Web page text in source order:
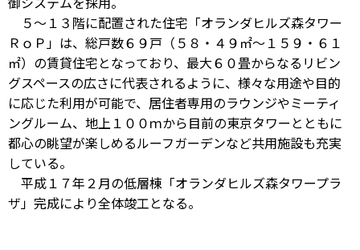
５〜１３階に配置された住宅「オランダヒルズ森タワー
ＲｏＰ」は、総戸数６９戸（５８・４９㎡〜１５９・６１
㎡）の賃貸住宅となっており、最大６０畳からなるリビン
グスペースの広さに代表されるように、様々な用途や目的
に応じた利用が可能で、居住者専用のラウンジやミーティ
ングルーム、地上１００ｍから目前の東京タワーとともに
都心の眺望が楽しめるルーフガーデンなど共用施設も充実
している。
平成１７年２月の低層棟「オランダヒルズ森タワープラ
ザ」完成により全体竣工となる。